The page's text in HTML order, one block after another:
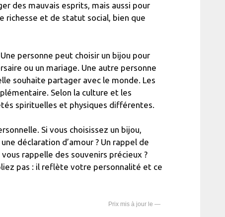
des mauvais esprits, mais aussi pour
richesse et de statut social, bien que
personne peut choisir un bijou pour
ou un mariage. Une autre personne
souhaite partager avec le monde. Les
Selon la culture et les
spirituelles et physiques différentes.
Si vous choisissez un bijou,
déclaration d’amour ? Un rappel de
rappelle des souvenirs précieux ?
pas : il reflète votre personnalité et ce
—